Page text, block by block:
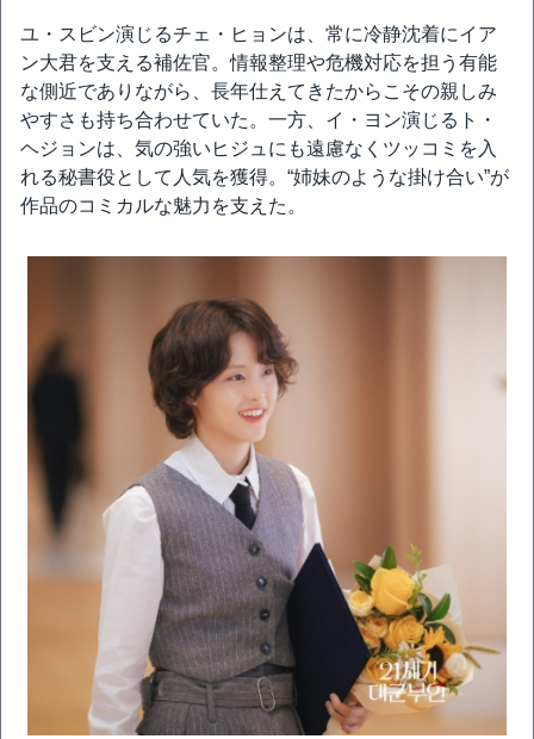
ユ・スビン演じるチェ・ヒョンは、常に冷静沈着にイア
ン大君を支える補佐官。情報整理や危機対応を担う有能
な側近でありながら、長年仕えてきたからこその親しみ
やすさも持ち合わせていた。一方、イ・ヨン演じるト・
ヘジョンは、気の強いヒジュにも遠慮なくツッコミを入
れる秘書役として人気を獲得。“姉妹のような掛け合い”が
作品のコミカルな魅力を支えた。